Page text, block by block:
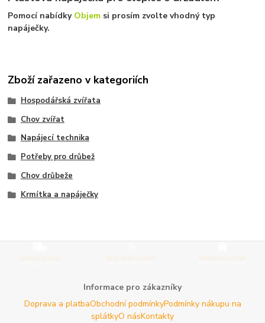
Pomocí nabídky Objem si prosím zvolte vhodný typ
napáječky.
Zboží zařazeno v kategoriích
Hospodářská zvířata
Chov zvířat
Napájecí technika
Potřeby pro drůbež
Chov drůbeže
Krmítka a napáječky
Informace pro zákazníky
Doprava a platbaObchodní podmínkyPodmínky nákupu na
splátkyO násKontakty